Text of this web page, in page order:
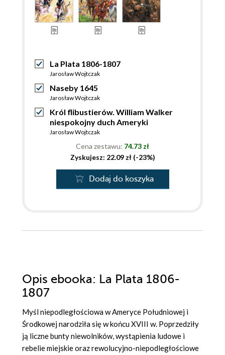
La Plata 1806-1807
Jarosław Wojtczak
Naseby 1645
Jarosław Wojtczak
Król flibustierów. William Walker
niespokojny duch Ameryki
Jarosław Wojtczak
Cena zestawu: 74.73 zł
Zyskujesz: 22.09 zł (-23%)
Dodaj do koszyka
Opis ebooka: La Plata 1806-
1807
Myśl niepodległościowa w Ameryce Południowej i
Środkowej narodziła się w końcu XVIII w. Poprzedziły
ją liczne bunty niewolników, wystąpienia ludowe i
rebelie miejskie oraz rewolucyjno-niepodległościowe